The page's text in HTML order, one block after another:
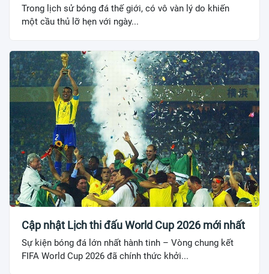
Trong lịch sử bóng đá thế giới, có vô vàn lý do khiến
một cầu thủ lỡ hẹn với ngày...
Cập nhật Lịch thi đấu World Cup 2026 mới nhất
Sự kiện bóng đá lớn nhất hành tinh – Vòng chung kết
FIFA World Cup 2026 đã chính thức khởi...